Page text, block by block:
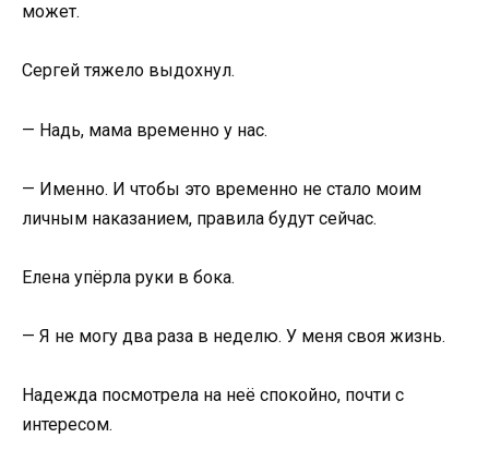
может.
Сергей тяжело выдохнул.
— Надь, мама временно у нас.
— Именно. И чтобы это временно не стало моим
личным наказанием, правила будут сейчас.
Елена упёрла руки в бока.
— Я не могу два раза в неделю. У меня своя жизнь.
Надежда посмотрела на неё спокойно, почти с
интересом.